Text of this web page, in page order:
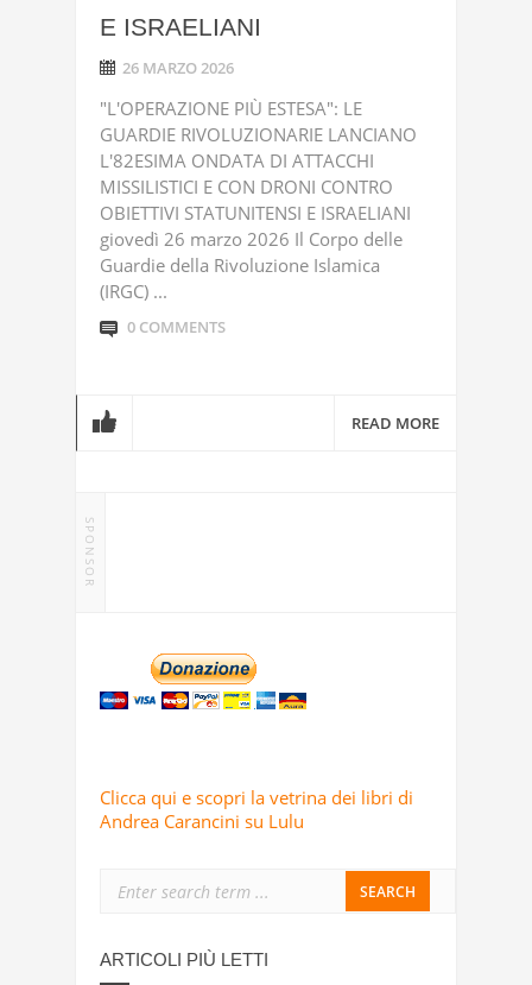
E ISRAELIANI
26 MARZO 2026
"L'OPERAZIONE PIÙ ESTESA": LE
GUARDIE RIVOLUZIONARIE LANCIANO
L'82ESIMA ONDATA DI ATTACCHI
MISSILISTICI E CON DRONI CONTRO
OBIETTIVI STATUNITENSI E ISRAELIANI
giovedì 26 marzo 2026 Il Corpo delle
Guardie della Rivoluzione Islamica
(IRGC) ...
0 COMMENTS
READ MORE
SPONSOR
Clicca qui e scopri la vetrina dei libri di
Andrea Carancini su Lulu
ARTICOLI PIÙ LETTI